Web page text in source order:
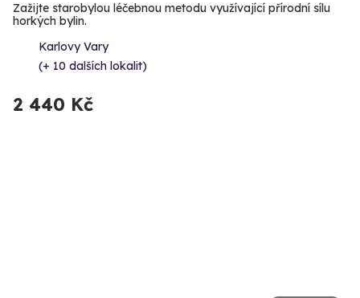
Zažijte starobylou léčebnou metodu využívající přírodní sílu
horkých bylin.
Karlovy Vary
(+ 10 dalších lokalit)
2 440 Kč